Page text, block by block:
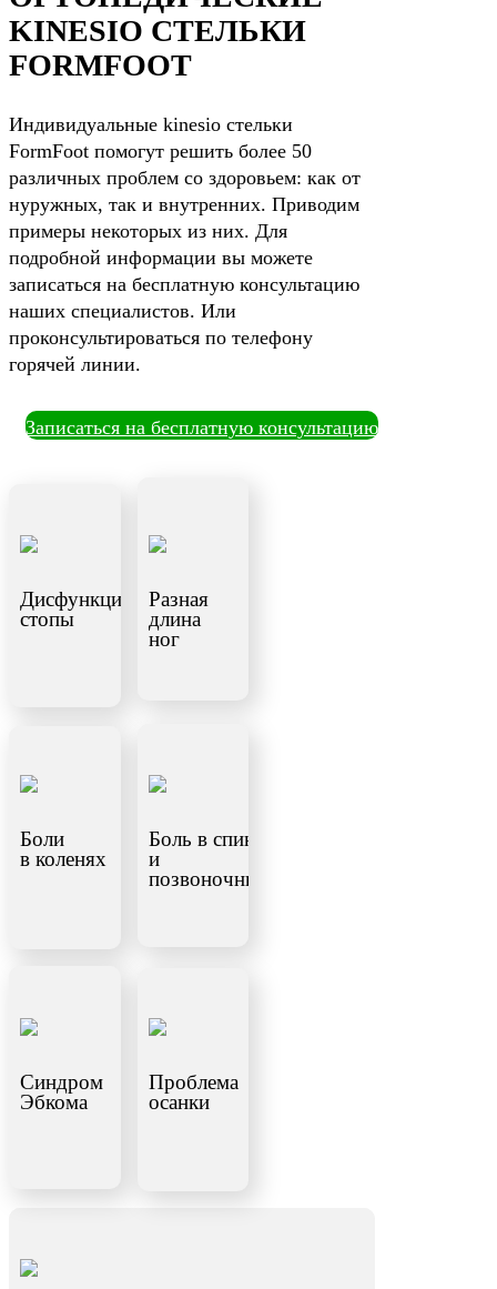
KINESIO СТЕЛЬКИ
FORMFOOT
Индивидуальные kinesio стельки
FormFoot помогут решить более 50
различных проблем со здоровьем: как от
нуружных, так и внутренних. Приводим
примеры некоторых из них. Для
подробной информации вы можете
записаться на бесплатную консультацию
наших специалистов. Или
проконсультироваться по телефону
горячей линии.
Записаться на бесплатную консультацию
Дисфункция
стопы
Разная
длина
ног
Боли
в коленях
Боль в спине
и
позвоночнике
Синдром
Эбкома
Проблема
осанки